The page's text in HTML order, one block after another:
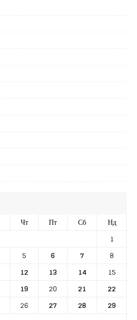
Чт Пт Сб
Нд
1
5 6 7
8
12 13 14
15
19 20 21
22
26 27 28
29